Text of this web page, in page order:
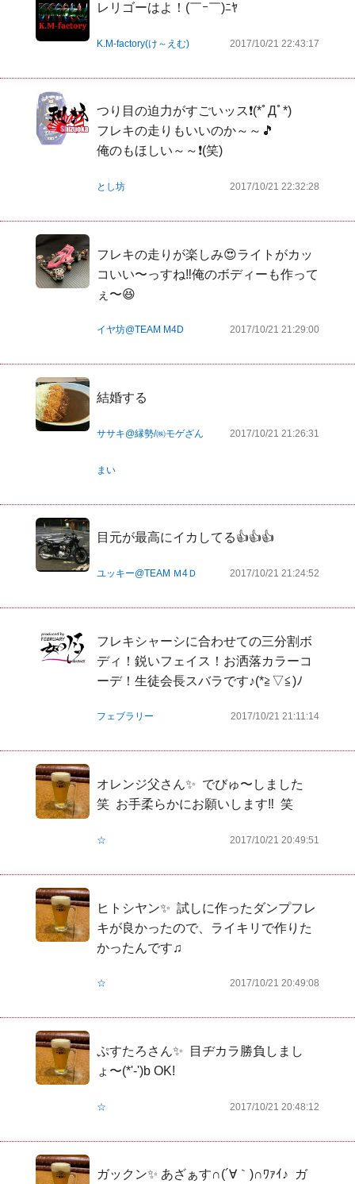
レリゴーはよ！(￣ｰ￣)ﾆﾔ
K.M-factory(け～えむ) 2017/10/21 22:43:17
つり目の迫力がすごいッス❗(*ﾟДﾟ*)
フレキの走りもいいのか～～🎵
俺のもほしい～～❗(笑)
とし坊 2017/10/21 22:32:28
フレキの走りが楽しみ😍ライトがカッ
コいい〜っすね‼️俺のボディーも作って
ぇ〜😆
イヤ坊@TEAM M4D 2017/10/21 21:29:00
結婚する
ササキ@縁勢/㈱モゲざん
まい
2017/10/21 21:26:31
目元が最高にイカしてる👍👍👍
ユッキー@TEAM Ｍ4Ｄ 2017/10/21 21:24:52
フレキシャーシに合わせての三分割ボ
ディ！鋭いフェイス！お洒落カラーコ
ーデ！生徒会長スバラです♪(*≧▽≦)ﾉ
フェブラリー 2017/10/21 21:11:14
オレンジ父さん✨  でびゅ〜しました
笑  お手柔らかにお願いします‼️  笑
☆ 2017/10/21 20:49:51
ヒトシヤン✨  試しに作ったダンプフレ
キが良かったので、ライキリで作りた
かったんです♫
☆ 2017/10/21 20:49:08
ぷすたろさん✨  目ヂカラ勝負しまし
ょ〜(*'-')b OK!
☆ 2017/10/21 20:48:12
ガックン✨ あざぁす∩(´∀｀)∩ﾜｧｲ♪  ガ